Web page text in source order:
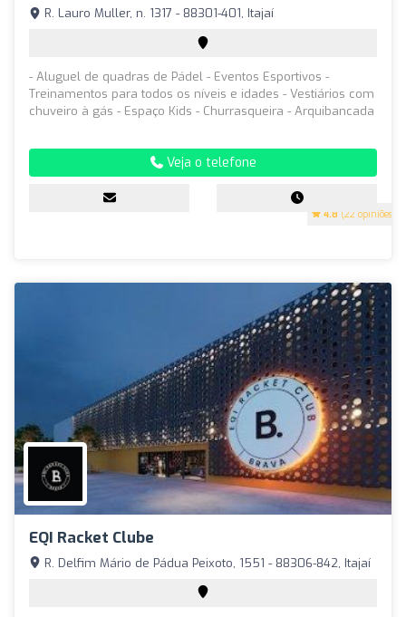
4.8 (22 opiniões)
R. Lauro Muller, n. 1317 - 88301-401, Itajaí
- Aluguel de quadras de Pádel - Eventos Esportivos -
Treinamentos para todos os níveis e idades - Vestiários com
chuveiro à gás - Espaço Kids - Churrasqueira - Arquibancada
Veja o telefone
EQI Racket Clube
R. Delfim Mário de Pádua Peixoto, 1551 - 88306-842, Itajaí